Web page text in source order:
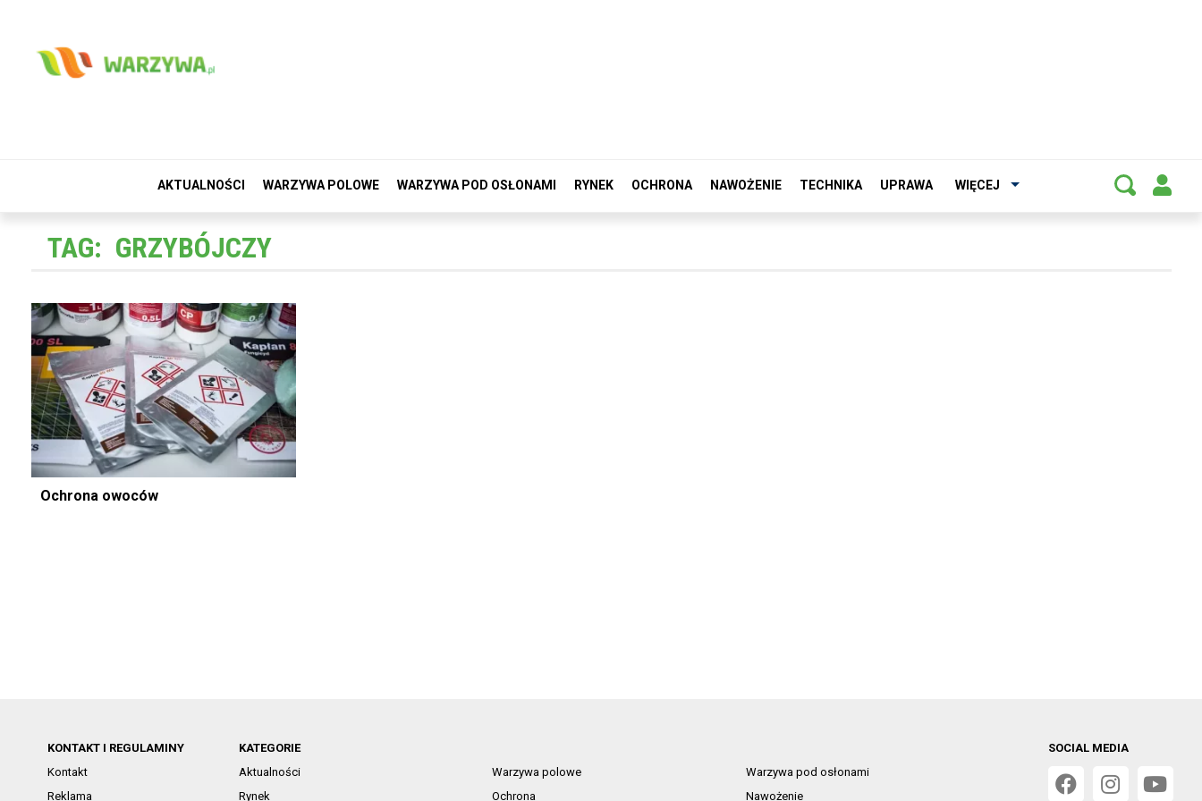
AKTUALNOŚCI WARZYWA POLOWE WARZYWA POD OSŁONAMI RYNEK OCHRONA NAWOŻENIE TECHNIKA UPRAWA WIĘCEJ
TAG: GRZYBÓJCZY
Ochrona owoców
KONTAKT I REGULAMINY
Kontakt
Reklama
KATEGORIE
Aktualności
Warzywa polowe
Warzywa pod osłonami
Rynek
Ochrona Nawożenie
SOCIAL MEDIA